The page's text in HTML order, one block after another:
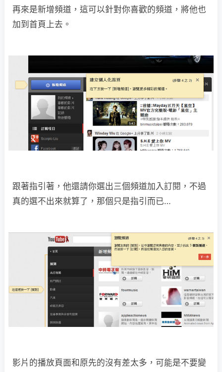
再來是新增頻道，這可以針對你喜歡的頻道，將他也
加到首頁上去。
跟著指引著，他還請你選出三個頻道加入訂閱，不過
真的選不出來就算了，那個只是指引而已…
影片的播放頁面和原先的沒有差太多，可能是不要變